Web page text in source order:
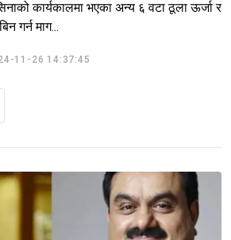
कार्यकालमा भएका अन्य ६ वटा ठूला ऊर्जा र
गर्न माग...
11-26 14:37:45